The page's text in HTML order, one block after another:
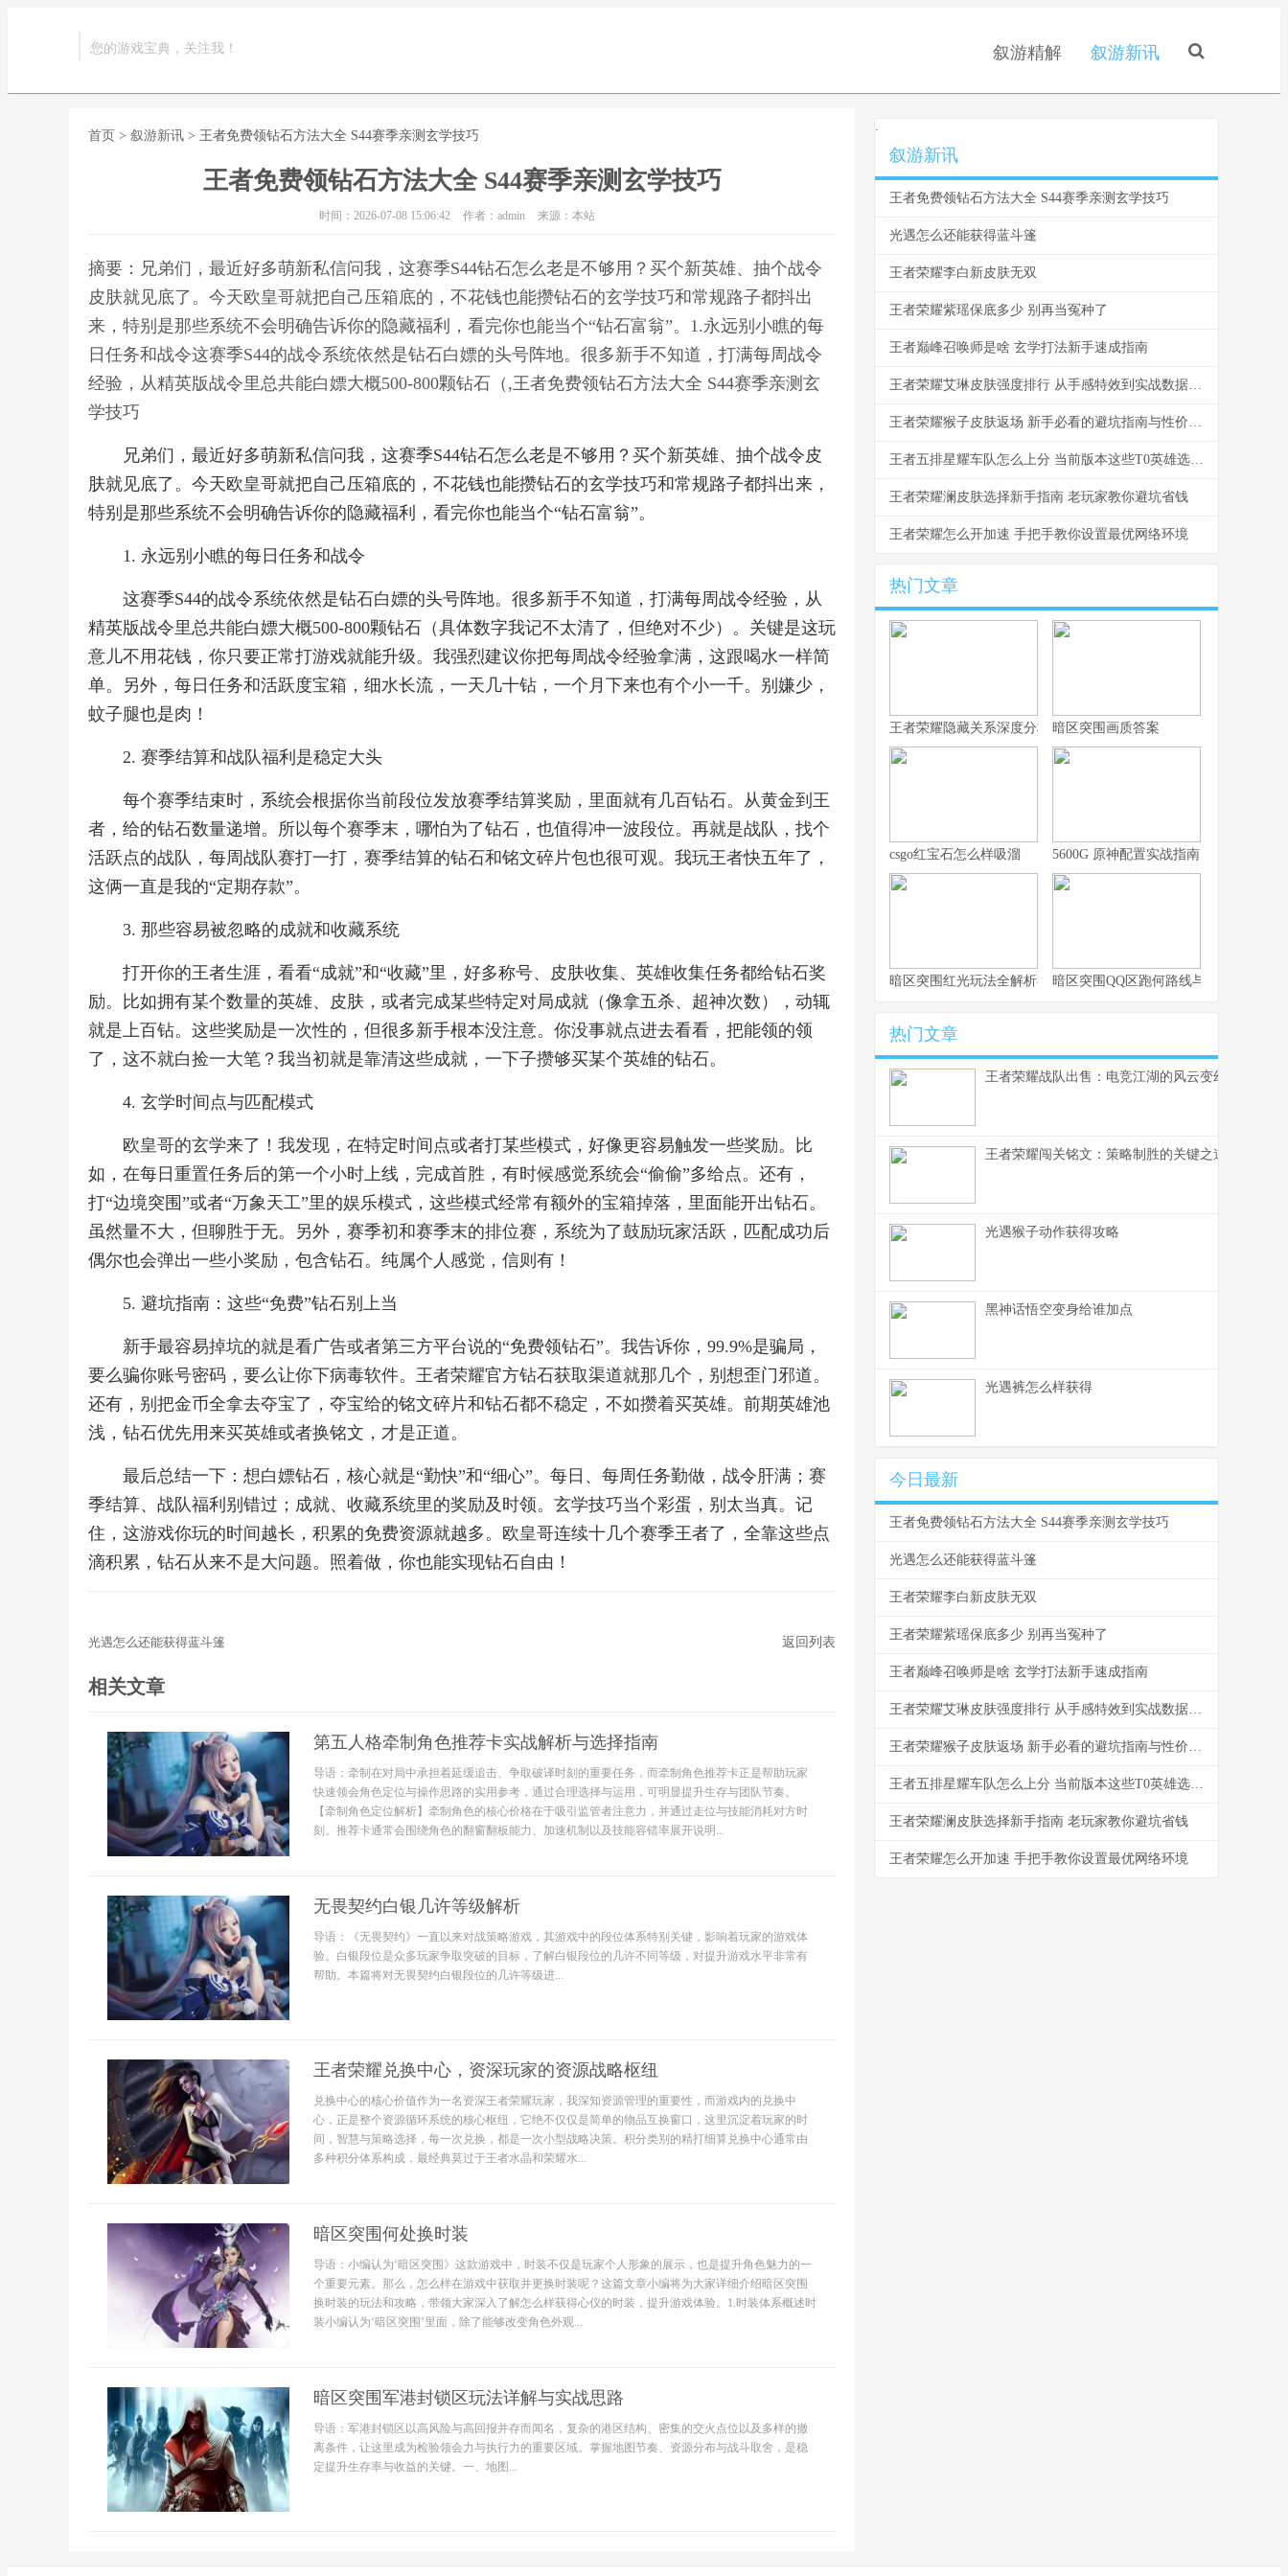
您的游戏宝典，关注我！ 叙游精解 叙游新讯
首页 > 叙游新讯 > 王者免费领钻石方法大全 S44赛季亲测玄学技巧
王者免费领钻石方法大全 S44赛季亲测玄学技巧
时间：2026-07-08 15:06:42 作者：admin 来源：本站
摘要：兄弟们，最近好多萌新私信问我，这赛季S44钻石怎么老是不够用？买个新英雄、抽个战令
皮肤就见底了。今天欧皇哥就把自己压箱底的，不花钱也能攒钻石的玄学技巧和常规路子都抖出
来，特别是那些系统不会明确告诉你的隐藏福利，看完你也能当个“钻石富翁”。1.永远别小瞧的每
日任务和战令这赛季S44的战令系统依然是钻石白嫖的头号阵地。很多新手不知道，打满每周战令
经验，从精英版战令里总共能白嫖大概500-800颗钻石（,王者免费领钻石方法大全 S44赛季亲测玄
学技巧
兄弟们，最近好多萌新私信问我，这赛季S44钻石怎么老是不够用？买个新英雄、抽个战令皮
肤就见底了。今天欧皇哥就把自己压箱底的，不花钱也能攒钻石的玄学技巧和常规路子都抖出来，
特别是那些系统不会明确告诉你的隐藏福利，看完你也能当个“钻石富翁”。
1. 永远别小瞧的每日任务和战令
这赛季S44的战令系统依然是钻石白嫖的头号阵地。很多新手不知道，打满每周战令经验，从
精英版战令里总共能白嫖大概500-800颗钻石（具体数字我记不太清了，但绝对不少）。关键是这玩
意儿不用花钱，你只要正常打游戏就能升级。我强烈建议你把每周战令经验拿满，这跟喝水一样简
单。另外，每日任务和活跃度宝箱，细水长流，一天几十钻，一个月下来也有个小一千。别嫌少，
蚊子腿也是肉！
2. 赛季结算和战队福利是稳定大头
每个赛季结束时，系统会根据你当前段位发放赛季结算奖励，里面就有几百钻石。从黄金到王
者，给的钻石数量递增。所以每个赛季末，哪怕为了钻石，也值得冲一波段位。再就是战队，找个
活跃点的战队，每周战队赛打一打，赛季结算的钻石和铭文碎片包也很可观。我玩王者快五年了，
这俩一直是我的“定期存款”。
3. 那些容易被忽略的成就和收藏系统
打开你的王者生涯，看看“成就”和“收藏”里，好多称号、皮肤收集、英雄收集任务都给钻石奖
励。比如拥有某个数量的英雄、皮肤，或者完成某些特定对局成就（像拿五杀、超神次数），动辄
就是上百钻。这些奖励是一次性的，但很多新手根本没注意。你没事就点进去看看，把能领的领
了，这不就白捡一大笔？我当初就是靠清这些成就，一下子攒够买某个英雄的钻石。
4. 玄学时间点与匹配模式
欧皇哥的玄学来了！我发现，在特定时间点或者打某些模式，好像更容易触发一些奖励。比
如，在每日重置任务后的第一个小时上线，完成首胜，有时候感觉系统会“偷偷”多给点。还有，
打“边境突围”或者“万象天工”里的娱乐模式，这些模式经常有额外的宝箱掉落，里面能开出钻石。
虽然量不大，但聊胜于无。另外，赛季初和赛季末的排位赛，系统为了鼓励玩家活跃，匹配成功后
偶尔也会弹出一些小奖励，包含钻石。纯属个人感觉，信则有！
5. 避坑指南：这些“免费”钻石别上当
新手最容易掉坑的就是看广告或者第三方平台说的“免费领钻石”。我告诉你，99.9%是骗局，
要么骗你账号密码，要么让你下病毒软件。王者荣耀官方钻石获取渠道就那几个，别想歪门邪道。
还有，别把金币全拿去夺宝了，夺宝给的铭文碎片和钻石都不稳定，不如攒着买英雄。前期英雄池
浅，钻石优先用来买英雄或者换铭文，才是正道。
最后总结一下：想白嫖钻石，核心就是“勤快”和“细心”。每日、每周任务勤做，战令肝满；赛
季结算、战队福利别错过；成就、收藏系统里的奖励及时领。玄学技巧当个彩蛋，别太当真。记
住，这游戏你玩的时间越长，积累的免费资源就越多。欧皇哥连续十几个赛季王者了，全靠这些点
滴积累，钻石从来不是大问题。照着做，你也能实现钻石自由！
光遇怎么还能获得蓝斗篷 返回列表
相关文章
第五人格牵制角色推荐卡实战解析与选择指南
导语：牵制在对局中承担着延缓追击、争取破译时刻的重要任务，而牵制角色推荐卡正是帮助玩家
快速领会角色定位与操作思路的实用参考，通过合理选择与运用，可明显提升生存与团队节奏。
【牵制角色定位解析】牵制角色的核心价格在于吸引监管者注意力，并通过走位与技能消耗对方时
刻。推荐卡通常会围绕角色的翻窗翻板能力、加速机制以及技能容错率展开说明...
无畏契约白银几许等级解析
导语：《无畏契约》一直以来对战策略游戏，其游戏中的段位体系特别关键，影响着玩家的游戏体
验。白银段位是众多玩家争取突破的目标，了解白银段位的几许不同等级，对提升游戏水平非常有
帮助。本篇将对无畏契约白银段位的几许等级进...
王者荣耀兑换中心，资深玩家的资源战略枢纽
兑换中心的核心价值作为一名资深王者荣耀玩家，我深知资源管理的重要性，而游戏内的兑换中
心，正是整个资源循环系统的核心枢纽，它绝不仅仅是简单的物品互换窗口，这里沉淀着玩家的时
间，智慧与策略选择，每一次兑换，都是一次小型战略决策。积分类别的精打细算兑换中心通常由
多种积分体系构成，最经典莫过于王者水晶和荣耀水...
暗区突围何处换时装
导语：小编认为‘暗区突围》这款游戏中，时装不仅是玩家个人形象的展示，也是提升角色魅力的一
个重要元素。那么，怎么样在游戏中获取并更换时装呢？这篇文章小编将为大家详细介绍暗区突围
换时装的玩法和攻略，带领大家深入了解怎么样获得心仪的时装，提升游戏体验。1.时装体系概述时
装小编认为‘暗区突围’里面，除了能够改变角色外观...
暗区突围军港封锁区玩法详解与实战思路
导语：军港封锁区以高风险与高回报并存而闻名，复杂的港区结构、密集的交火点位以及多样的撤
离条件，让这里成为检验领会力与执行力的重要区域。掌握地图节奏、资源分布与战斗取舍，是稳
定提升生存率与收益的关键。一、地图...
.
叙游新讯
王者免费领钻石方法大全 S44赛季亲测玄学技巧
光遇怎么还能获得蓝斗篷
王者荣耀李白新皮肤无双
王者荣耀紫瑶保底多少 别再当冤种了
王者巅峰召唤师是啥 玄学打法新手速成指南
王者荣耀艾琳皮肤强度排行 从手感特效到实战数据深度解析
王者荣耀猴子皮肤返场 新手必看的避坑指南与性价比选择
王者五排星耀车队怎么上分 当前版本这些T0英雄选了就赢
王者荣耀澜皮肤选择新手指南 老玩家教你避坑省钱
王者荣耀怎么开加速 手把手教你设置最优网络环境
热门文章
王者荣耀隐藏关系深度分析，你的游戏人生不愿被谁知晓
暗区突围画质答案
csgo红宝石怎么样吸溜 5600G 原神配置实战指南
暗区突围红光玩法全解析与实战思路暗区突围QQ区跑何路线与思路解析
热门文章
王者荣耀战队出售：电竞江湖的风云变幻，一个资
王者荣耀闯关铭文：策略制胜的关键之道
光遇猴子动作获得攻略
黑神话悟空变身给谁加点
光遇裤怎么样获得
今日最新
王者免费领钻石方法大全 S44赛季亲测玄学技巧
光遇怎么还能获得蓝斗篷
王者荣耀李白新皮肤无双
王者荣耀紫瑶保底多少 别再当冤种了
王者巅峰召唤师是啥 玄学打法新手速成指南
王者荣耀艾琳皮肤强度排行 从手感特效到实战数据深度解析
王者荣耀猴子皮肤返场 新手必看的避坑指南与性价比选择
王者五排星耀车队怎么上分 当前版本这些T0英雄选了就赢
王者荣耀澜皮肤选择新手指南 老玩家教你避坑省钱
王者荣耀怎么开加速 手把手教你设置最优网络环境